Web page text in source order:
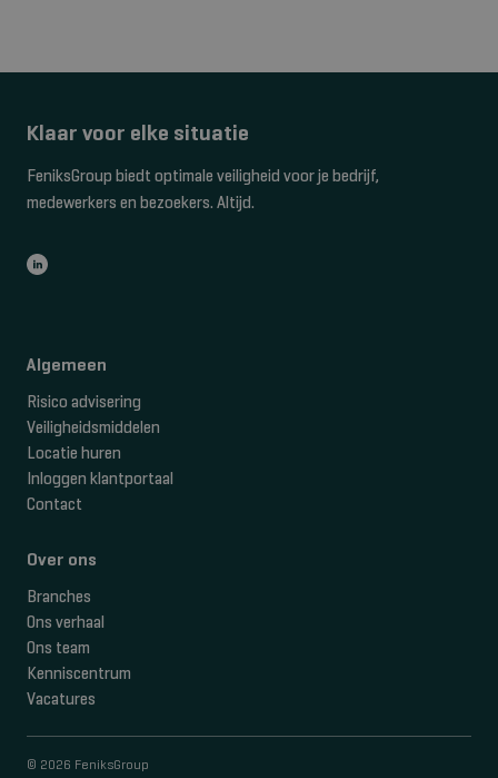
Klaar voor elke situatie
FeniksGroup biedt optimale veiligheid voor je bedrijf,
medewerkers en bezoekers. Altijd.
Algemeen
Risico advisering
Veiligheidsmiddelen
Locatie huren
Inloggen klantportaal
Contact
Over ons
Branches
Ons verhaal
Ons team
Kenniscentrum
Vacatures
© 2026 FeniksGroup